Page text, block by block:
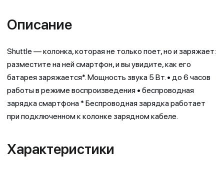
Описание
Shuttle — колонка, которая не только поет, но и заряжает:
разместите на ней смартфон, и вы увидите, как его
батарея заряжается*. Мощность звука 5 Вт. • до 6 часов
работы в режиме воспроизведения • беспроводная
зарядка смартфона * Беспроводная зарядка работает
при подключенном к колонке зарядном кабеле.
Характеристики